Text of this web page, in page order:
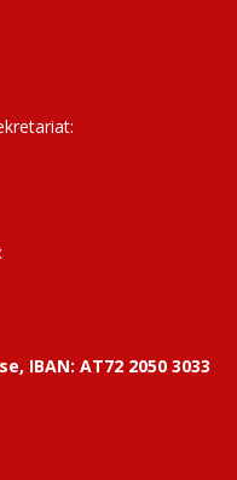
IBAN: AT72 2050 3033